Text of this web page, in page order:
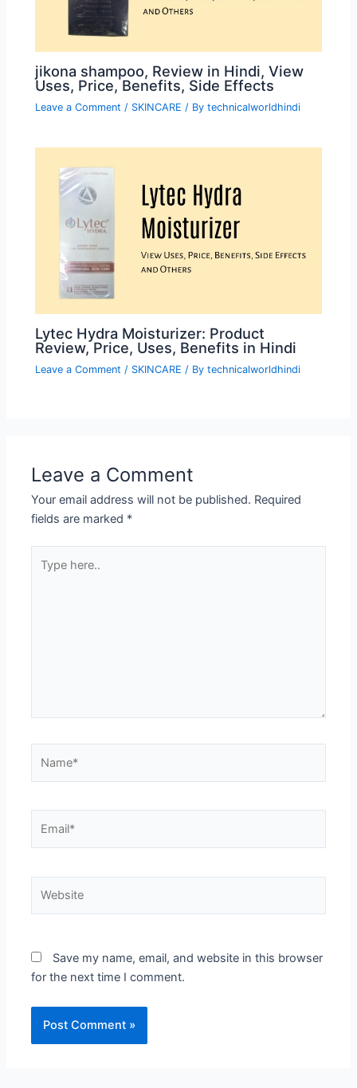
jikona shampoo, Review in Hindi, View
Uses, Price, Benefits, Side Effects
Leave a Comment / SKINCARE / Bytechnicalworldhindi
Lytec Hydra Moisturizer: Product
Review, Price, Uses, Benefits in Hindi
Leave a Comment / SKINCARE / Bytechnicalworldhindi
Leave a Comment
Your email address will not be published. Required
fields are marked *
here..
Save my name, email, and website in this browser
for the next time I comment.